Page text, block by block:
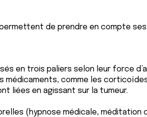
de prendre en compte
en trois paliers selon leur force
comme les
liées en agissant sur la tumeur.
(hypnose médicale,